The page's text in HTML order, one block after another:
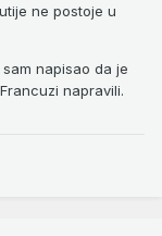
ne postoje u
napisao da je
napravili.